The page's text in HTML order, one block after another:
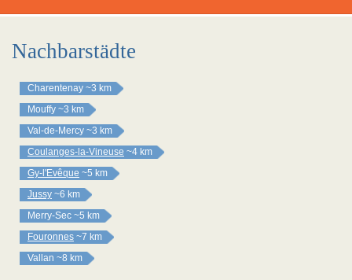
Nachbarstädte
Charentenay ~3 km
Mouffy ~3 km
Val-de-Mercy ~3 km
Coulanges-la-Vineuse ~4 km
Gy-l'Evêque ~5 km
Jussy ~6 km
Merry-Sec ~5 km
Fouronnes ~7 km
Vallan ~8 km